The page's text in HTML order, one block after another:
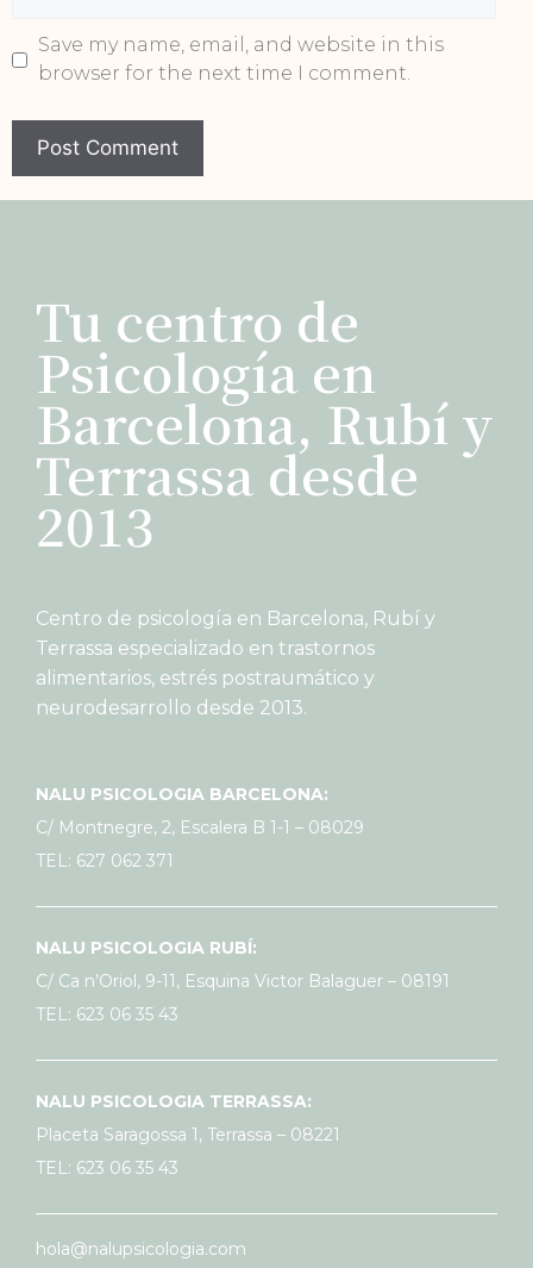
Save my name, email, and website in this
browser for the next time I comment.
Tu centro de
Psicología en
Barcelona, Rubí y
Terrassa desde
2013
Centro de psicología en Barcelona, Rubí y
Terrassa especializado en trastornos
alimentarios, estrés postraumático y
neurodesarrollo desde 2013.
NALU PSICOLOGIA BARCELONA:
C/ Montnegre, 2, Escalera B 1-1 – 08029
TEL: 627 062 371
NALU PSICOLOGIA RUBÍ:
C/ Ca n’Oriol, 9-11, Esquina Victor Balaguer – 08191
TEL: 623 06 35 43
NALU PSICOLOGIA TERRASSA:
Placeta Saragossa 1, Terrassa – 08221
TEL: 623 06 35 43
hola@nalupsicologia.com